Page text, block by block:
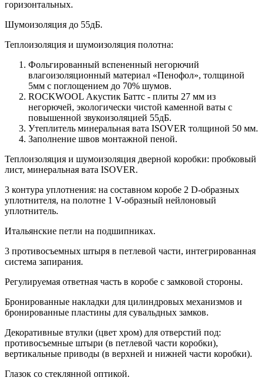
горизонтальных.
Шумоизоляция до 55дБ.
Теплоизоляция и шумоизоляция полотна:
Фольгированный вспененный негорючий
влагоизоляционный материал «Пенофол», толщиной
5мм с поглощением до 70% шумов.
ROCKWOOL Акустик Баттс - плиты 27 мм из
негорючей, экологически чистой каменной ваты с
повышенной звукоизоляцией 55дБ.
Утеплитель минеральная вата ISOVER толщиной 50 мм.
Заполнение швов монтажной пеной.
Теплоизоляция и шумоизоляция дверной коробки: пробковый
лист, минеральная вата ISOVER.
3 контура уплотнения: на составном коробе 2 D-образных
уплотнителя, на полотне 1 V-образный нейлоновый
уплотнитель.
Итальянские петли на подшипниках.
3 противосъемных штыря в петлевой части, интегрированная
система запирания.
Регулируемая ответная часть в коробе с замковой стороны.
Бронированные накладки для цилиндровых механизмов и
бронированные пластины для сувальдных замков.
Декоративные втулки (цвет хром) для отверстий под:
противосъемные штыри (в петлевой части коробки),
вертикальные приводы (в верхней и нижней части коробки).
Глазок со стеклянной оптикой.